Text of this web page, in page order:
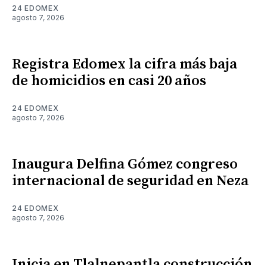
24 EDOMEX
agosto 7, 2026
Registra Edomex la cifra más baja
de homicidios en casi 20 años
24 EDOMEX
agosto 7, 2026
Inaugura Delfina Gómez congreso
internacional de seguridad en Neza
24 EDOMEX
agosto 7, 2026